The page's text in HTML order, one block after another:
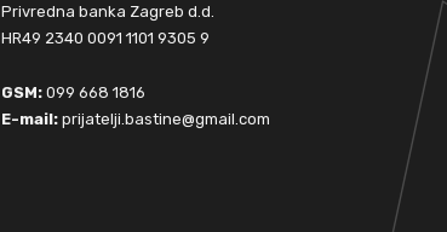
Privredna banka Zagreb d.d.
HR49 2340 0091 1101 9305 9
GSM: 099 668 1816
E-mail: prijatelji.bastine@gmail.com